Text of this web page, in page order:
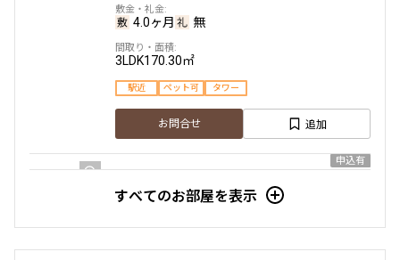
4.0ヶ月 無
3LDK170.30㎡
駅近 ペット可 タワー
お問合せ 追加
申込有
40階 4008
すべてのお部屋を表示